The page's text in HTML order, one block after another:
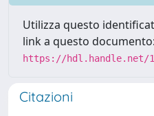
Utilizza questo
link a questo documento:
https://hdl.handle.net/
Citazioni